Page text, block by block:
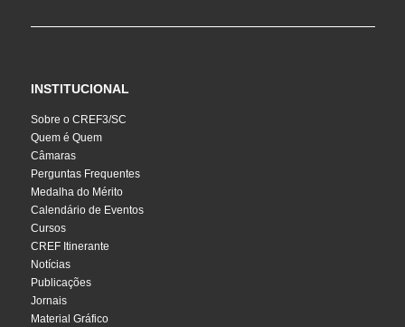
INSTITUCIONAL
Sobre o CREF3/SC
Quem é Quem
Câmaras
Perguntas Frequentes
Medalha do Mérito
Calendário de Eventos
Cursos
CREF Itinerante
Notícias
Publicações
Jornais
Material Gráfico